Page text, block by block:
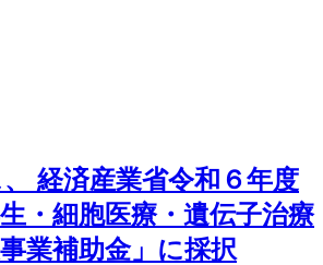
経済産業省令和６年度
・細胞医療・遺伝子治療
業補助金」に採択